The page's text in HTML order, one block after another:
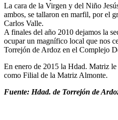
La cara de la Virgen y del Niño
ambos, se tallaron en marfil, por el
Carlos Valle.
A finales del año 2010 dejamos la
ocupar un magnífico local que nos
Torrejón de Ardoz en el Complejo
En enero de 2015 la Hdad. Matriz
como Filial de la Matriz Almonte.
Fuente: Hdad. de Torrejón de